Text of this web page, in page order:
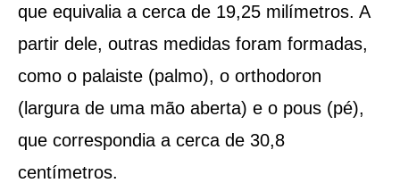
que equivalia a cerca de 19,25 milímetros. A
partir dele, outras medidas foram formadas,
como o palaiste (palmo), o orthodoron
(largura de uma mão aberta) e o pous (pé),
que correspondia a cerca de 30,8
centímetros.